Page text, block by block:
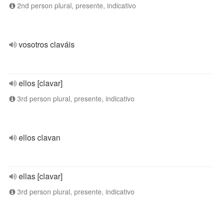
2nd person plural, presente, indicativo
vosotros claváis
ellos [clavar]
3rd person plural, presente, indicativo
ellos clavan
ellas [clavar]
3rd person plural, presente, indicativo